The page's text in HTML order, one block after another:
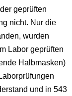
geprüften
nicht. Nur die
wurden
Labor geprüften
Halbmasken)
und in 543